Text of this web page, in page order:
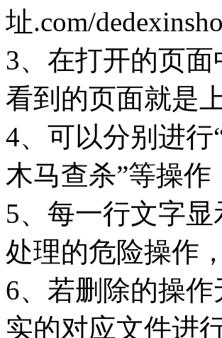
址.com/
3、在打开的页面
看到的页面就是
4、可以分别进行
木马查杀”等操作
5、每一行文字
处理的危险操作
6、若删除的操
实的对应文件进